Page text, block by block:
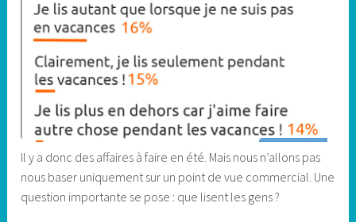
Il y a donc des affaires à faire en été. Mais nous n’allons pas
nous baser uniquement sur un point de vue commercial. Une
question importante se pose : que lisent les gens ?